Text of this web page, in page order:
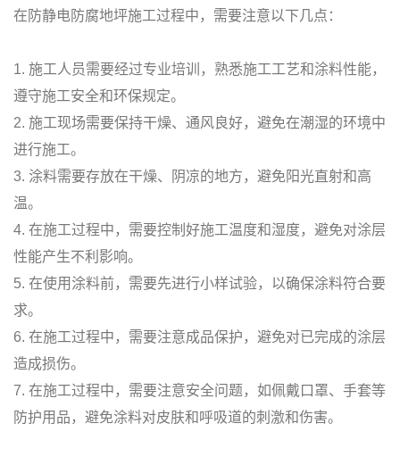
在防静电防腐地坪施工过程中，需要注意以下几点：
1. 施工人员需要经过专业培训，熟悉施工工艺和涂料性能，
遵守施工安全和环保规定。
2. 施工现场需要保持干燥、通风良好，避免在潮湿的环境中
进行施工。
3. 涂料需要存放在干燥、阴凉的地方，避免阳光直射和高
温。
4. 在施工过程中，需要控制好施工温度和湿度，避免对涂层
性能产生不利影响。
5. 在使用涂料前，需要先进行小样试验，以确保涂料符合要
求。
6. 在施工过程中，需要注意成品保护，避免对已完成的涂层
造成损伤。
7. 在施工过程中，需要注意安全问题，如佩戴口罩、手套等
防护用品，避免涂料对皮肤和呼吸道的刺激和伤害。